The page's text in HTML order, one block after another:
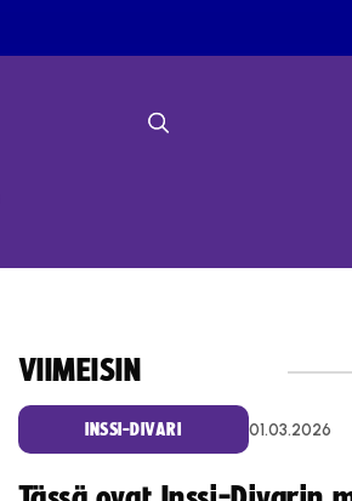
VIIMEISIN
INSSI-DIVARI 01.03.2026